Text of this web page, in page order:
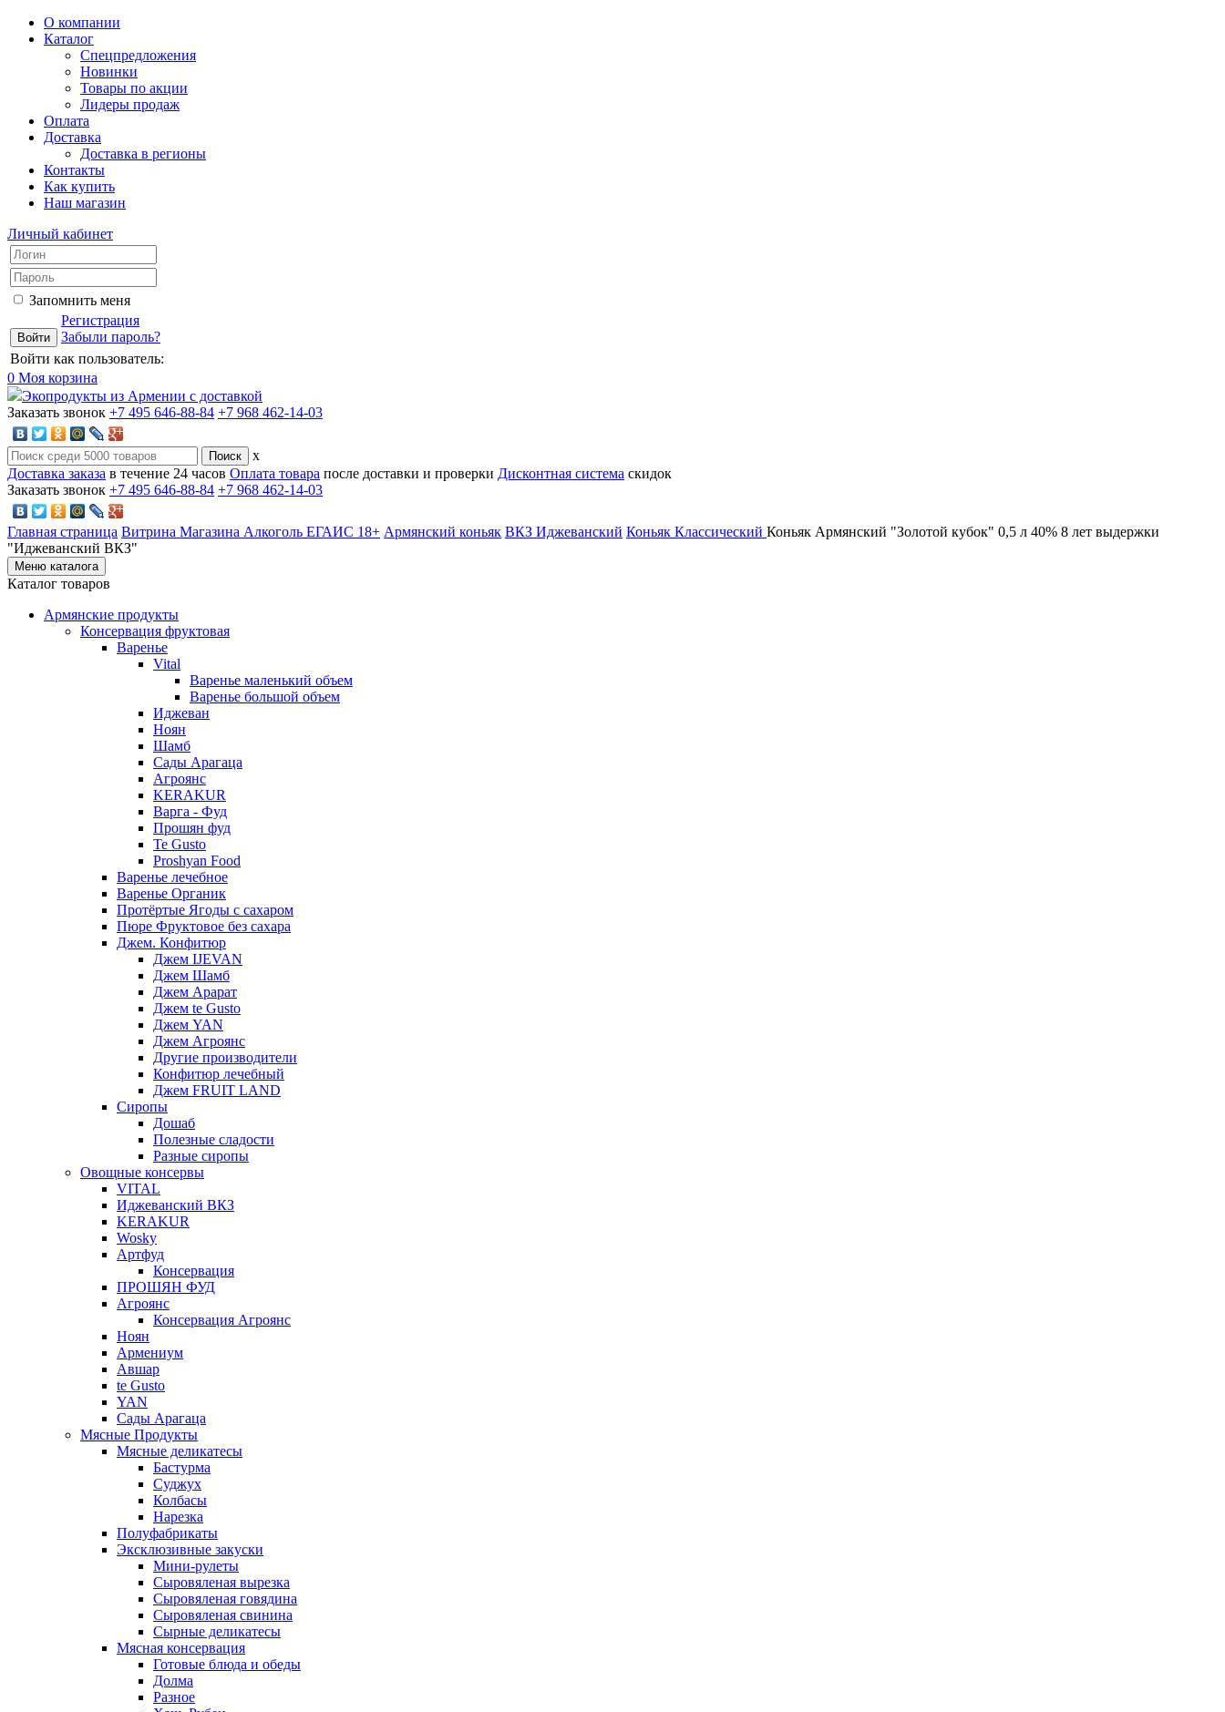
О компании
Каталог
Спецпредложения
Новинки
Товары по акции
Лидеры продаж
Оплата
Доставка
Доставка в регионы
Контакты
Как купить
Наш магазин
Личный кабинет
Запомнить меня
Регистрация
Забыли пароль?
Войти как пользователь:
0 Моя корзина
Экопродукты из Армении с доставкой
Заказать звонок +7 495 646-88-84 +7 968 462-14-03
x
Доставка заказа в течение 24 часов Оплата товара после доставки и проверки Дисконтная система скидок
Заказать звонок +7 495 646-88-84 +7 968 462-14-03
Главная страница Витрина Магазина Алкоголь ЕГАИС 18+ Армянский коньяк ВКЗ Иджеванский Коньяк Классический Коньяк Армянский "Золотой кубок" 0,5 л 40% 8 лет выдержки
"Иджеванский ВКЗ"
Меню каталога
Каталог товаров
Армянские продукты
Консервация фруктовая
Варенье
Vital
Варенье маленький объем
Варенье большой объем
Иджеван
Ноян
Шамб
Сады Арагаца
Агроянс
KERAKUR
Варга - Фуд
Прошян фуд
Te Gusto
Proshyan Food
Варенье лечебное
Варенье Органик
Протёртые Ягоды с сахаром
Пюре Фруктовое без сахара
Джем. Конфитюр
Джем IJEVAN
Джем Шамб
Джем Арарат
Джем te Gusto
Джем YAN
Джем Агроянс
Другие производители
Конфитюр лечебный
Джем FRUIT LAND
Сиропы
Дошаб
Полезные сладости
Разные сиропы
Овощные консервы
VITAL
Иджеванский ВКЗ
KERAKUR
Wosky
Артфуд
Консервация
ПРОШЯН ФУД
Агроянс
Консервация Агроянс
Ноян
Армениум
Авшар
te Gusto
YAN
Сады Арагаца
Мясные Продукты
Мясные деликатесы
Бастурма
Суджух
Колбасы
Нарезка
Полуфабрикаты
Эксклюзивные закуски
Мини-рулеты
Сыровяленая вырезка
Сыровяленая говядина
Сыровяленая свинина
Сырные деликатесы
Мясная консервация
Готовые блюда и обеды
Долма
Разное